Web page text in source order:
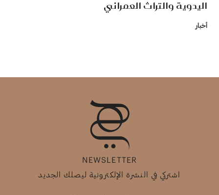
اليدوية والتراث العمراني
أخبار
NEWSLETTER
اشتركي في النشرة الإلكترونية ليصلك الجديد